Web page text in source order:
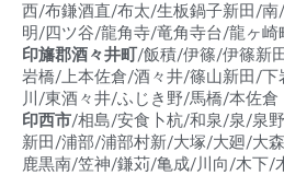
西/布鎌酒直/布太/生板鍋子新田/
明/四ツ谷/龍角寺/竜角寺台/龍ヶ崎
印旛郡酒々井町/飯積/伊篠/伊篠新
岩橋/上本佐倉/酒々井/篠山新田/
川/東酒々井/ふじき野/馬橋/本佐倉
印西市/相島/安食卜杭/和泉/泉/泉
新田/浦部/浦部村新/大塚/大廻/大
鹿黒南/笠神/鎌苅/亀成/川向/木下/